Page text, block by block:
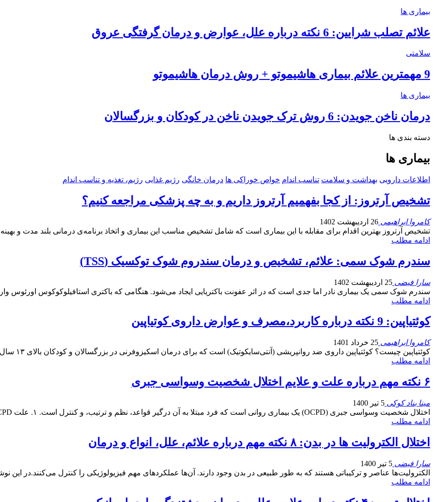
بیماری ها
علائم تصلب شرایین: 6 نکته درباره علل، عوارض و درمان گرفتگی عروق
سلامتی
9 مهمترین علائم بیماری هاشیموتو + روش درمان هاشیموتو
بیماری ها
درمان ناخن جویدن: 6 روش ترک جویدن ناخن در کودکان و بزرگسالان
دسته بندی ها
بیماری ها
اطلاعات دارویی بهداشت و سلامت تناسب اندام خواص خوراکی ها درمان خانگی رژیم غذایی رژیم، تغذیه و تناسب اندام
تشخیص آرتروز: از کجا بفهمیم آرتروز داریم و به چه پزشکی مراجعه کنیم؟
کامروا ابراهیمی 26 اردیبهشت 1402
تشخیص آرتروز بهترین اقدام برای مقابله با این بیماری است که شامل تشخیص مناسب این بیماری و اتخاذ برنامه‌ی درمانی بلند مدت و
ادامه مطلب
سندرم شوک سمی: علائم، تشخیص و درمان سندروم شوک توکسیک (TSS)
سارا فیضی 25 اردیبهشت 1402
سندرم شوک سمی یک بیماری نادر اما جدی است که در اثر عفونت باکتریایی ایجاد می‌شود. هنگامی که باکتری استافیلوکوکوس اورئوس
ادامه مطلب
کوئتیاپین: 9 نکته درباره کاربرد،مصرف و عوارض داروی کوتیاپین
کامروا ابراهیمی 25 خرداد 1401
کوئتیاپین چیست؟ کوئتیاپین داروی ضد روانپریشی (آنتی‌سایکوتیک) است که برای درمان اسکیزوفرنی در بزرگسالان و کودکان بالای ۱۳ سال استفاده می‌شود.…
ادامه مطلب
۶ نکته مهم درباره علت و علایم اختلال شخصیت وسواسی جبری
مینا بناد کوکی 5 تیر 1400
اختلال شخصیت وسواسی جبری (OCPD) یک بیماری روانی است که فرد مبتلا به آن درگیر قواعد، نظم و ترتیب، و کنترل است. ۱. علت OCPD معمولا در…
ادامه مطلب
اختلال الکترولیت ها در بدن: ۸ نکته مهم درباره علائم، علل، انواع و درمان
سارا فیضی 5 تیر 1400
الکترولیت‌ها عناصر و ترکیباتی هستند که به طور طبیعی در بدن وجود دارند. آن‌ها عملکردهای مهم فیزیولوژیکی را کنترل می‌کنند.در این
ادامه مطلب